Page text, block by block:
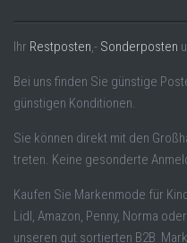
Ihr Restposten,- Sonderposten
Bei uns finden Sie günstige
günstigen Konditionen.
Sie können direkt mit den
treten. Keine gesonderte
Kaufen Sie Markenmode für
Lidl, Amazon, Penny, Norma
unseren gut sortierten B2B